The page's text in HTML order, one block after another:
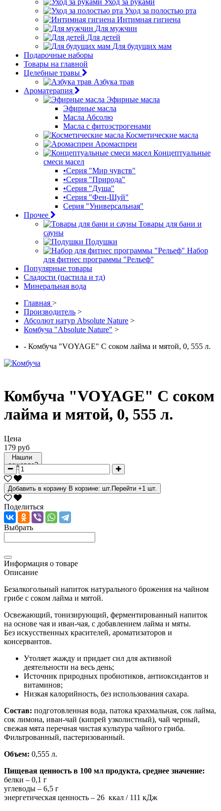
Уход за руками
Уход за полостью рта
Интимная гигиена
Для мужчин
Для детей
Для будущих мам
Подарочные наборы
Товары на главной
Целебные травы
Азбука трав
Ароматерапия
Эфирные масла
Эфирные масла
Масла Абсолю
Масла с фитоэстрогенами
Косметические масла
Аромаспреи
Концептуальные
смеси масел
•Серия "Мир чувств"
•Серия "Природа"
•Серия "Душа"
•Серия "Фен-Шуй"
Серия "Универсальная"
Прочее
Товары для бани и
сауны
Подушки
Набор
для фитнес программы "Рельеф"
Популярные товары
Сладости (пастила и тд)
Минеральная вода
Главная >
Производитель >
Абсолют натур Absolute Nature >
Комбуча "Absolute Nature" >
- Комбуча "VOYAGE" С соком лайма и мятой, 0, 555 л.
Комбуча "VOYAGE" С соком
лайма и мятой, 0, 555 л.
Цена
179 руб
Нашли
дешевле?
Добавить в корзину В корзине: шт. Перейти +1 шт.
Поделиться
Выбрать
Информация о товаре
Описание
Безалкогольный напиток натурального брожения на чайном
грибе с соком лайма и мятой.
Освежающий, тонизирующий, ферментированный напиток
на основе чая и иван-чая, с добавлением лайма и мяты.
Без искусственных красителей, ароматизаторов и
консервантов.
Утоляет жажду и придает сил для активной
деятельности на весь день;
Источник природных пробиотиков, антиоксидантов и
витаминов;
Низкая калорийность, без использования сахара.
Состав: подготовленная вода, патока крахмальная, сок лайма,
сок лимона, иван-чай (кипрей узколистный), чай черный,
свежая мята перечная чистая культура чайного гриба.
Фильтрованный, пастеризованный.
Объем: 0,555 л.
Пищевая ценность в 100 мл продукта, среднее значение:
белки – 0,1 г
углеводы – 6,5 г
энергетическая ценность – 26 ккал / 111 кДж